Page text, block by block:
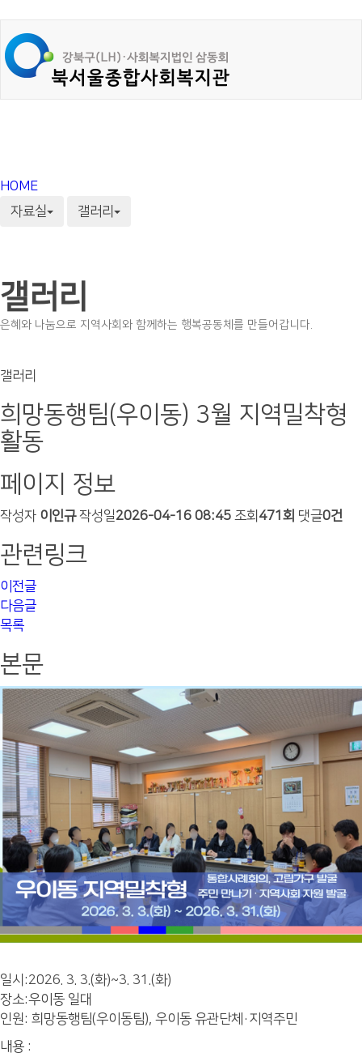
HOME
자료실
갤러리
갤러리
은혜와 나눔으로 지역사회와 함께하는 행복공동체를 만들어갑니다.
갤러리
희망동행팀(우이동) 3월 지역밀착형
활동
페이지 정보
작성자 이인규 작성일2026-04-16 08:45 조회 471회 댓글0건
관련링크
이전글
다음글
목록
본문
일시:2026. 3. 3.(화)~3. 31.(화)
장소:우이동 일대
인원: 희망동행팀(우이동팀), 우이동 유관단체·지역주민
내용 :